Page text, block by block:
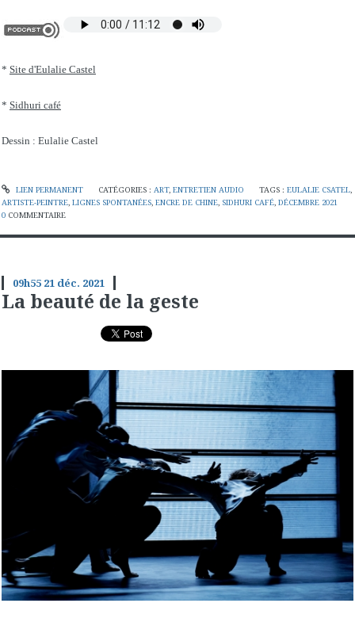
* Site d'Eulalie Castel
* Sidhuri café
Dessin : Eulalie Castel
LIEN PERMANENT CATÉGORIES : ART, ENTRETIEN AUDIO TAGS :EULALIE CSATEL
ARTISTE-PEINTRE LIGNES SPONTANÉES ENCRE DE CHINE SIDHURI CAFÉ DÉCEMBRE 2021
0 COMMENTAIRE
09h55 21 déc. 2021
La beauté de la geste